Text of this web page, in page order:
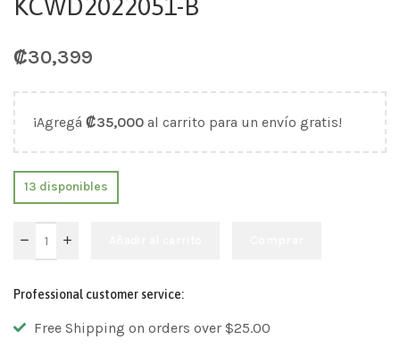
KCWD2022051-B
₡30,399
¡Agregá ₡35,000 al carrito para un envío gratis!
13 disponibles
Professional customer service:
Free Shipping on orders over $25.00